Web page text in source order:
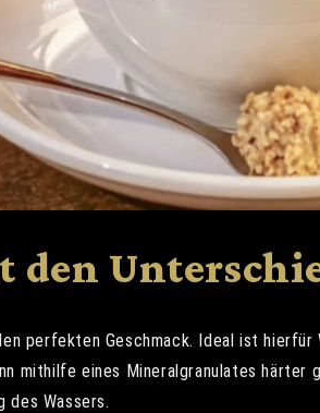
den
perfekten Geschmack. Ideal ist hierfür
mithilfe eines Mineralgranulates härter
des Wassers.